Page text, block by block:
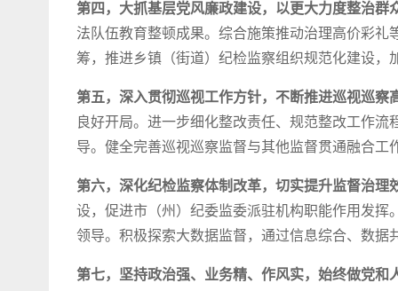
第四，大抓基层党风廉政建设，以更大力度整治群
法队伍教育整顿成果。综合施策推动治理高价彩
筹，推进乡镇（街道）纪检监察组织规范化建设，
第五，深入贯彻巡视工作方针，不断推进巡视巡察
良好开局。进一步细化整改责任、规范整改工作
导。健全完善巡视巡察监督与其他监督贯通融合
第六，深化纪检监察体制改革，切实提升监督治理
设，促进市（州）纪委监委派驻机构职能作用发
领导。积极探索大数据监督，通过信息综合、数据
第七，坚持政治强、业务精、作风实，始终做党和